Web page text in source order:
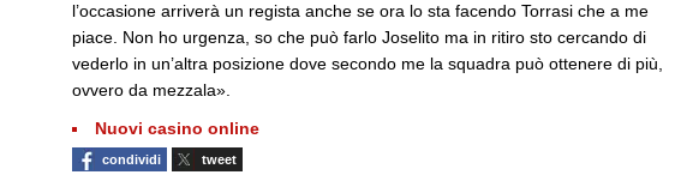
l’occasione arriverà un regista anche se ora lo sta facendo Torrasi che a me
piace. Non ho urgenza, so che può farlo Joselito ma in ritiro sto cercando di
vederlo in un’altra posizione dove secondo me la squadra può ottenere di più,
ovvero da mezzala».
Nuovi casino online
condividi tweet